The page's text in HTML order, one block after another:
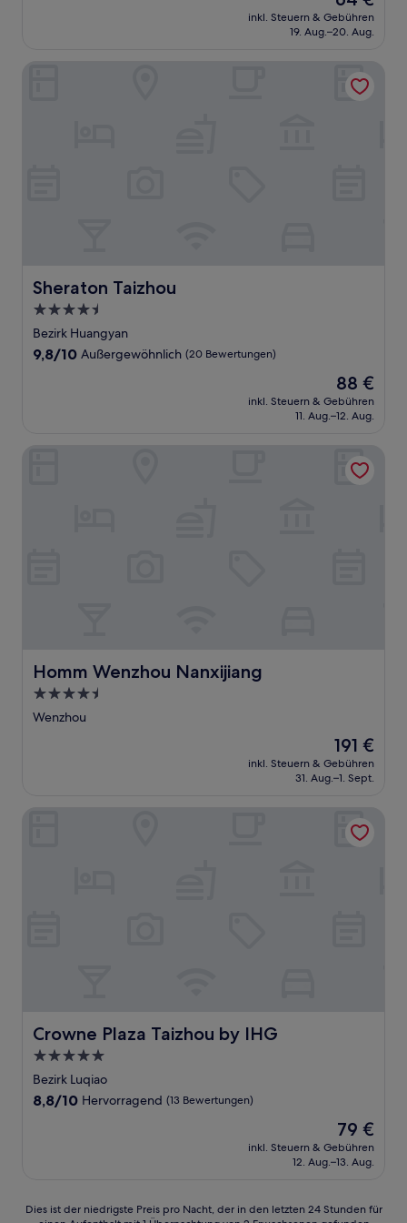
Preis
beträgt
inkl. Steuern & Gebühren
19. Aug.–20. Aug.
Sheraton Taizhou
Sheraton Taizhou
4.5-
Sterne-
Unterkunft
Bezirk Huangyan
9.8
9,8/10 Außergewöhnlich (20 Bewertungen)
Der
Preis
beträgt
88 €
inkl. Steuern & Gebühren
11. Aug.–12. Aug.
Homm Wenzhou Nanxijiang
Homm Wenzhou Nanxijiang
4.5-
Sterne-
Wenzhou
Der
Preis
beträgt
191 €
inkl. Steuern & Gebühren
31. Aug.–1. Sept.
Crowne Plaza Taizhou by IHG
Crowne Plaza Taizhou by IHG
5.0-
Sterne-
Unterkunft
Bezirk Luqiao
8.8
8,8/10 Hervorragend (13 Bewertungen)
Der
Preis
beträgt
79 €
inkl. Steuern & Gebühren
12. Aug.–13. Aug.
Dies
Dies ist der niedrigste Preis pro Nacht, der in den letzten 24 Stunden für